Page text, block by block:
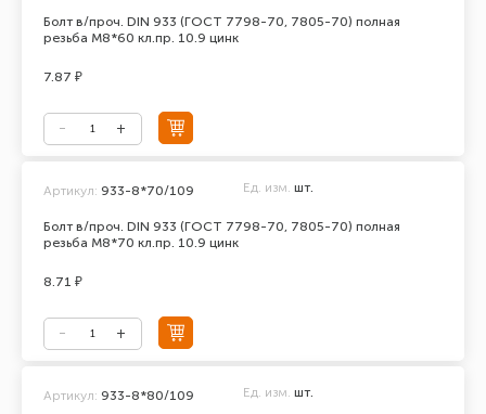
Болт в/проч. DIN 933 (ГОСТ 7798-70, 7805-70) полная
резьба М8*60 кл.пр. 10.9 цинк
7.87 ₽
Болт в/проч. DIN 933 (ГОСТ 7798-70, 7805-70) полная
резьба М8*70 кл.пр. 10.9 цинк
Артикул: 933-8*70/109 Ед. изм. шт.
8.71 ₽
Артикул: 933-8*80/109 Ед. изм. шт.